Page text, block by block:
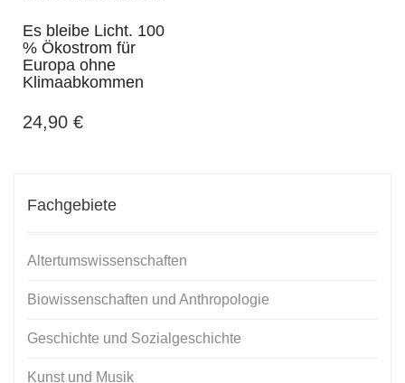
Es bleibe Licht. 100
% Ökostrom für
Europa ohne
Klimaabkommen
24,90 €
Fachgebiete
Altertumswissenschaften
Biowissenschaften und Anthropologie
Geschichte und Sozialgeschichte
Kunst und Musik